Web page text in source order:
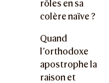
rôles en sa
colère naïve ?
Quand
l’orthodoxe
apostrophe la
raison et